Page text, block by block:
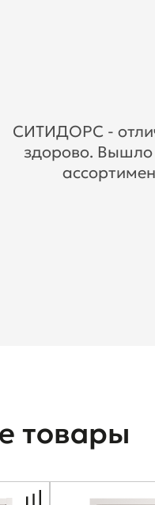
СИТИДОРС -
здорово. Вышло
товары